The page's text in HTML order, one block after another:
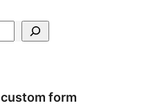
custom form